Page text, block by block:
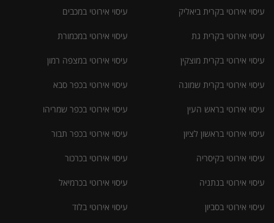
עיסוי אירוטי בקרית ביאליק
עיסוי אירוטי בקרית גת
עיסוי אירוטי בקרית מוצקין
עיסוי אירוטי בקרית שמונה
עיסוי אירוטי בראש העין
עיסוי אירוטי בראשון לציון
עיסוי אירוטי בקיסריה
עיסוי אירוטי בנתניה
עיסוי אירוטי בסביון
עיסוי אירוטי במכבים
עיסוי אירוטי במכמורת
עיסוי אירוטי במצפה רמון
עיסוי אירוטי בכפר סבא
עיסוי אירוטי בכפר שמריהו
עיסוי אירוטי בכפר תבור
עיסוי אירוטי בכרכור
עיסוי אירוטי בכרמיאל
עיסוי אירוטי בלוד